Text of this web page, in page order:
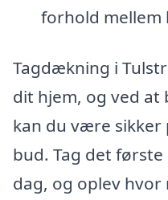
forhold mellem
Tagdækning i
dit hjem, og ved
kan du være sikker
bud. Tag det
dag, og oplev